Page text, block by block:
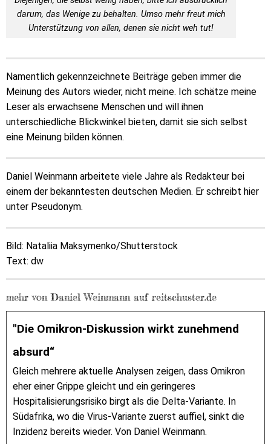
darum, das Wenige zu behalten. Umso mehr freut mich
Unterstützung von allen, denen sie nicht weh tut!
Namentlich gekennzeichnete Beiträge geben immer die
Meinung des Autors wieder, nicht meine. Ich schätze meine
Leser als erwachsene Menschen und will ihnen
unterschiedliche Blickwinkel bieten, damit sie sich selbst
eine Meinung bilden können.
Daniel Weinmann arbeitete viele Jahre als Redakteur bei
einem der bekanntesten deutschen Medien. Er schreibt hier
unter Pseudonym.
Bild: Nataliia Maksymenko/Shutterstock
Text: dw
mehr von Daniel Weinmann auf reitschuster.de
"Die Omikron-Diskussion wirkt zunehmend
absurd“
Gleich mehrere aktuelle Analysen zeigen, dass Omikron
eher einer Grippe gleicht und ein geringeres
Hospitalisierungsrisiko birgt als die Delta-Variante. In
Südafrika, wo die Virus-Variante zuerst auffiel, sinkt die
Inzidenz bereits wieder. Von Daniel Weinmann.